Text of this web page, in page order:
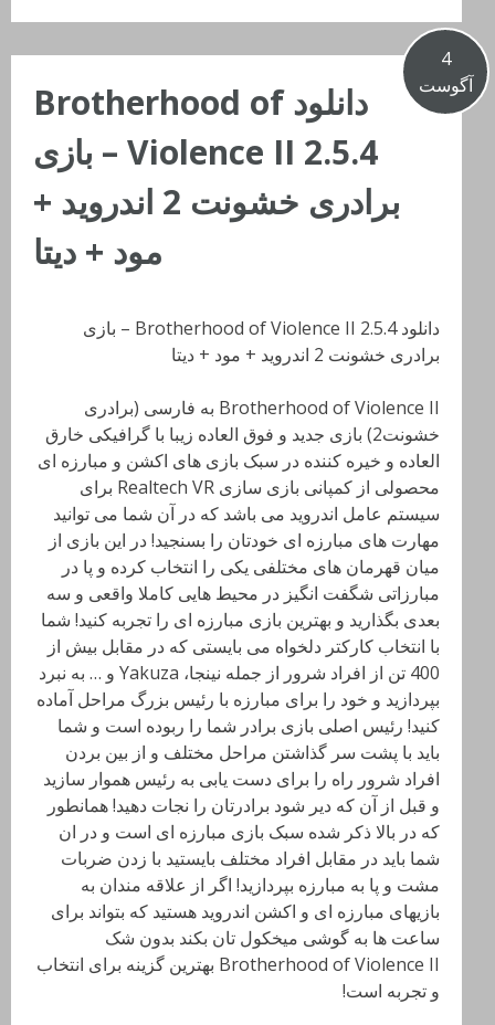
4
آگوست
دانلود Brotherhood of
Violence II 2.5.4 – بازی
برادری خشونت 2 اندروید +
مود + دیتا
دانلود Brotherhood of Violence II 2.5.4 – بازی
برادری خشونت 2 اندروید + مود + دیتا
Brotherhood of Violence II به فارسی (برادری
خشونت2) بازی جدید و فوق العاده زیبا با گرافیکی خارق
العاده و خیره کننده در سبک بازی های اکشن و مبارزه ای
محصولی از کمپانی بازی سازی Realtech VR برای
سیستم عامل اندروید می باشد که در آن شما می توانید
مهارت های مبارزه ای خودتان را بسنجید! در این بازی از
میان قهرمان های مختلفی یکی را انتخاب کرده و پا در
مبارزاتی شگفت انگیز در محیط هایی کاملا واقعی و سه
بعدی بگذارید و بهترین بازی مبارزه ای را تجربه کنید! شما
با انتخاب کارکتر دلخواه می بایستی که در مقابل بیش از
400 تن از افراد شرور از جمله نینجا، Yakuza و … به نبرد
بپردازید و خود را برای مبارزه با رئیس بزرگ مراحل آماده
کنید! رئیس اصلی بازی برادر شما را ربوده است و شما
باید با پشت سر گذاشتن مراحل مختلف و از بین بردن
افراد شرور راه را برای دست یابی به رئیس هموار سازید
و قبل از آن که دیر شود برادرتان را نجات دهید! همانطور
که در بالا ذکر شده سبک بازی مبارزه ای است و در ان
شما باید در مقابل افراد مختلف بایستید با زدن ضربات
مشت و پا به مبارزه بپردازید! اگر از علاقه مندان به
بازیهای مبارزه ای و اکشن اندروید هستید که بتواند برای
ساعت ها به گوشی میخکول تان بکند بدون شک
Brotherhood of Violence II بهترین گزینه برای انتخاب
و تجربه است!